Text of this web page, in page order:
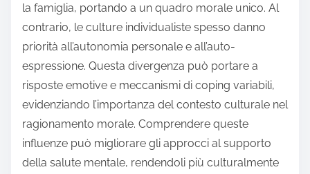
la famiglia, portando a un quadro morale unico. Al
contrario, le culture individualiste spesso danno
priorità all’autonomia personale e all’auto-
espressione. Questa divergenza può portare a
risposte emotive e meccanismi di coping variabili,
evidenziando l’importanza del contesto culturale nel
ragionamento morale. Comprendere queste
influenze può migliorare gli approcci al supporto
della salute mentale, rendendoli più culturalmente